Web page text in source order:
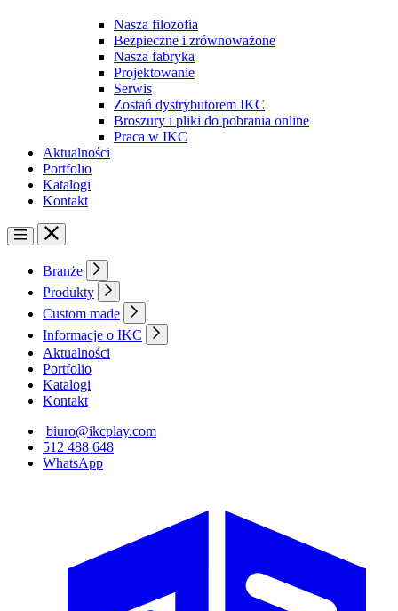
Nasza filozofia
Bezpieczne i zrównoważone
Nasza fabryka
Projektowanie
Serwis
Zostań dystrybutorem IKC
Broszury i pliki do pobrania online
Praca w IKC
Aktualności
Portfolio
Katalogi
Kontakt
Branże
Produkty
Custom made
Informacje o IKC
Aktualności
Portfolio
Katalogi
Kontakt
biuro@ikcplay.com
512 488 648
WhatsApp